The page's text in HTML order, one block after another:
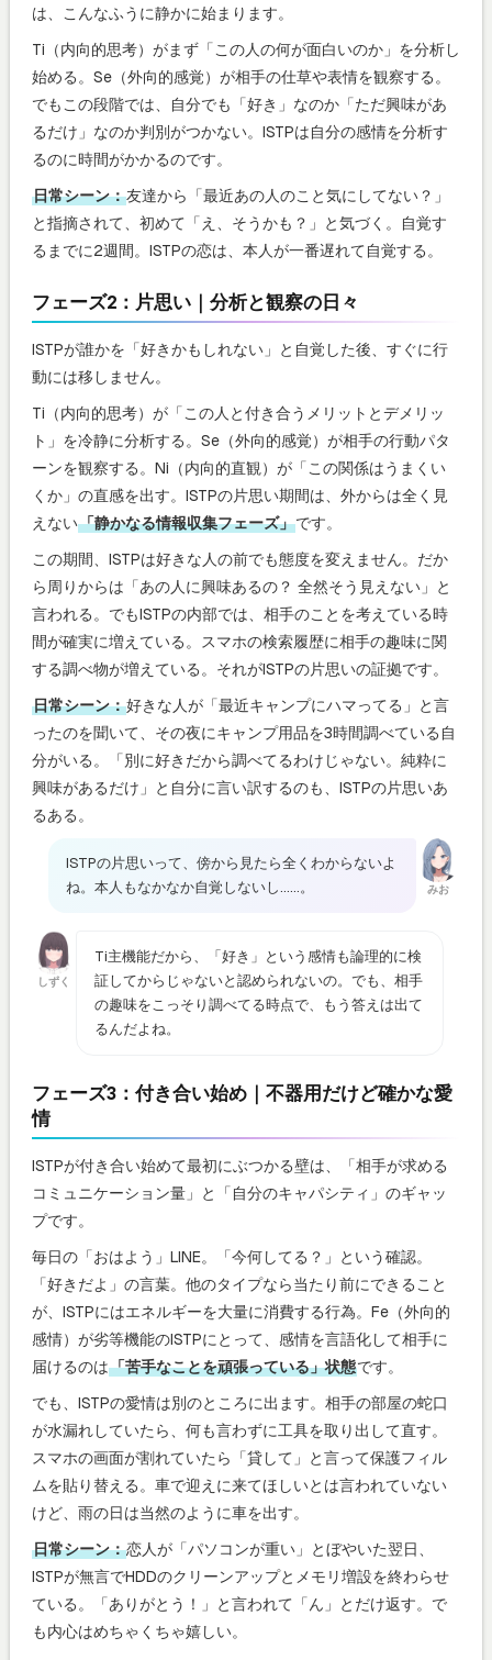
は、こんなふうに静かに始まります。
Ti（内向的思考）がまず「この人の何が面白いのか」を分析し
始める。Se（外向的感覚）が相手の仕草や表情を観察する。
でもこの段階では、自分でも「好き」なのか「ただ興味があ
るだけ」なのか判別がつかない。ISTPは自分の感情を分析す
るのに時間がかかるのです。
日常シーン：友達から「最近あの人のこと気にしてない？」
と指摘されて、初めて「え、そうかも？」と気づく。自覚す
るまでに2週間。ISTPの恋は、本人が一番遅れて自覚する。
フェーズ2：片思い｜分析と観察の日々
ISTPが誰かを「好きかもしれない」と自覚した後、すぐに行
動には移しません。
Ti（内向的思考）が「この人と付き合うメリットとデメリッ
ト」を冷静に分析する。Se（外向的感覚）が相手の行動パタ
ーンを観察する。Ni（内向的直観）が「この関係はうまくい
くか」の直感を出す。ISTPの片思い期間は、外からは全く見
えない「静かなる情報収集フェーズ」です。
この期間、ISTPは好きな人の前でも態度を変えません。だか
ら周りからは「あの人に興味あるの？ 全然そう見えない」と
言われる。でもISTPの内部では、相手のことを考えている時
間が確実に増えている。スマホの検索履歴に相手の趣味に関
する調べ物が増えている。それがISTPの片思いの証拠です。
日常シーン：好きな人が「最近キャンプにハマってる」と言
ったのを聞いて、その夜にキャンプ用品を3時間調べている自
分がいる。「別に好きだから調べてるわけじゃない。純粋に
興味があるだけ」と自分に言い訳するのも、ISTPの片思いあ
るある。
みお
ISTPの片思いって、傍から見たら全くわからないよ
ね。本人もなかなか自覚しないし……。
しずく
Ti主機能だから、「好き」という感情も論理的に検
証してからじゃないと認められないの。でも、相手
の趣味をこっそり調べてる時点で、もう答えは出て
るんだよね。
フェーズ3：付き合い始め｜不器用だけど確かな愛
情
ISTPが付き合い始めて最初にぶつかる壁は、「相手が求める
コミュニケーション量」と「自分のキャパシティ」のギャッ
プです。
毎日の「おはよう」LINE。「今何してる？」という確認。
「好きだよ」の言葉。他のタイプなら当たり前にできること
が、ISTPにはエネルギーを大量に消費する行為。Fe（外向的
感情）が劣等機能のISTPにとって、感情を言語化して相手に
届けるのは「苦手なことを頑張っている」状態です。
でも、ISTPの愛情は別のところに出ます。相手の部屋の蛇口
が水漏れしていたら、何も言わずに工具を取り出して直す。
スマホの画面が割れていたら「貸して」と言って保護フィル
ムを貼り替える。車で迎えに来てほしいとは言われていない
けど、雨の日は当然のように車を出す。
日常シーン：恋人が「パソコンが重い」とぼやいた翌日、
ISTPが無言でHDDのクリーンアップとメモリ増設を終わらせ
ている。「ありがとう！」と言われて「ん」とだけ返す。で
も内心はめちゃくちゃ嬉しい。